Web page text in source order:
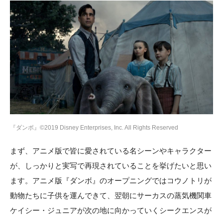
『ダンボ』©2019 Disney Enterprises, Inc. All Rights Reserved
まず、アニメ版で皆に愛されている名シーンやキャラクター
が、しっかりと実写で再現されていることを挙げたいと思い
ます。アニメ版『ダンボ』のオープニングではコウノトリが
動物たちに子供を運んできて、翌朝にサーカスの蒸気機関車
ケイシー・ジュニアが次の地に向かっていくシークエンスが